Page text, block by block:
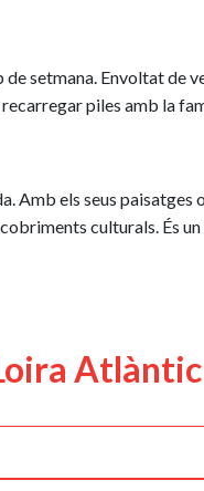
setmana. Envoltat de
piles amb la
Amb els seus paisatges
culturals. És
Atlàntic